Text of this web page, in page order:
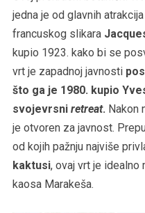
jedna je od glavnih
francuskog slikara
kupio 1923. kako bi se
vrt je zapadnoj javnosti
što ga je 1980. kupio
svojevrsni retreat. Nakon
je otvoren za javnost.
od kojih pažnju najviše
kaktusi, ovaj vrt je idealno
kaosa Marakeša.